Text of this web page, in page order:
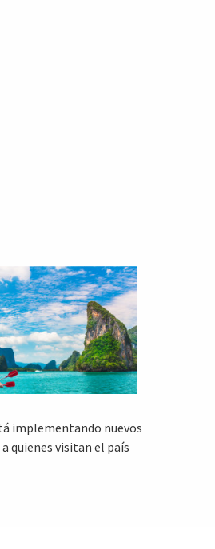
implementando nuevos
quienes visitan el país